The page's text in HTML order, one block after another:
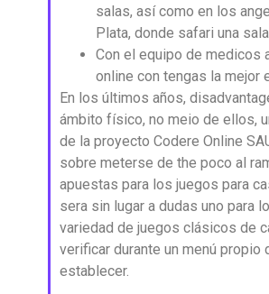
salas, así como en los
Plata, donde safari una
Con el equipo de medicos
online con tengas la mejor
En los últimos años,
ámbito físico, no meio de ellos,
de la proyecto Codere Online
sobre meterse de the poco al
apuestas para los juegos para
sera sin lugar a dudas uno para
variedad de juegos clásicos de
verificar durante un menú
establecer.